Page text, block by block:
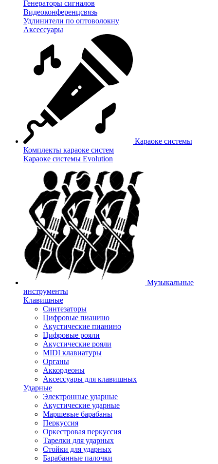
Генераторы сигналов
Видеоконференцсвязь
Удлинители по оптоволокну
Аксессуары
Караоке системы
Комплекты караоке систем
Караоке системы Evolution
Музыкальные
инструменты
Клавишные
Синтезаторы
Цифровые пианино
Акустические пианино
Цифровые рояли
Акустические рояли
MIDI клавиатуры
Органы
Аккордеоны
Аксессуары для клавишных
Ударные
Электронные ударные
Акустические ударные
Маршевые барабаны
Перкуссия
Оркестровая перкуссия
Тарелки для ударных
Стойки для ударных
Барабанные палочки